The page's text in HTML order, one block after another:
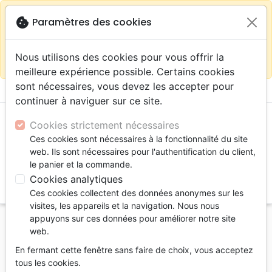
Continuer sur le site France close
warningSelon votre
localisation (États-
sur la boutique La Maison de la Bible Suisse
menu shopping_cart
Accueil
Jeunesse
rigide illustrée
cookie Paramètres des cookies
Nous utilisons des cookies pour vous offrir la
meilleure expérience possible. Certains cookies
sont nécessaires, vous devez les accepter pour
continuer à naviguer sur ce site.
Cookies strictement nécessaires
Ces cookies sont nécessaires à la fonctionnalité du site
web. Ils sont nécessaires pour l'authentification du client,
le panier et la commande.
Cookies analytiques
Ces cookies collectent des données anonymes sur les
visites, les appareils et la navigation. Nous nous
appuyons sur ces données pour améliorer notre site
web.
En fermant cette fenêtre sans faire de choix, vous acceptez
tous les cookies.